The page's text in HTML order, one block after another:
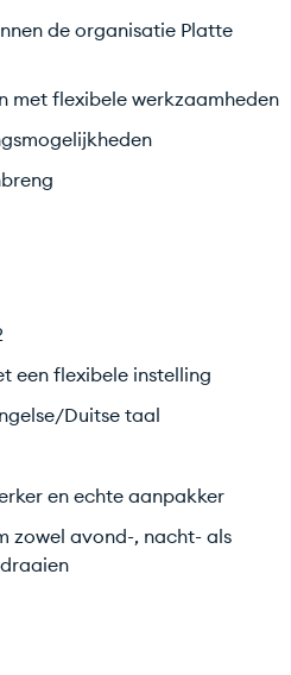
de organisatie Platte
met flexibele werkzaamheden
een flexibele instelling
Duitse taal
en echte aanpakker
zowel avond-, nacht- als